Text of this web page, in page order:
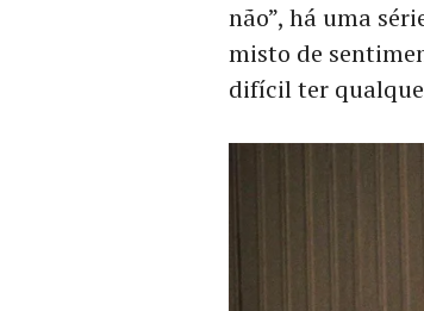
não”, há uma
misto de
difícil ter